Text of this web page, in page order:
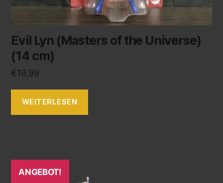
Evil Lyn (Masters of the Universe)
(14 cm)
€19,99
WEITERLESEN
ANGEBOT!